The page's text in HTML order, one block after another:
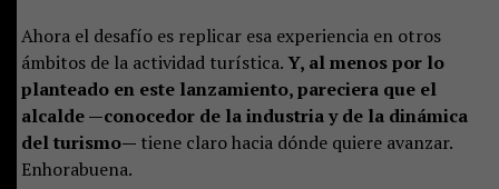
Ahora el desafío es replicar esa experiencia en otros
ámbitos de la actividad turística.Y, al menos por lo
planteado en este lanzamiento, pareciera que el
alcalde —conocedor de la industria y de la dinámica
del turismo— tiene claro hacia dónde quiere avanzar.
Enhorabuena.